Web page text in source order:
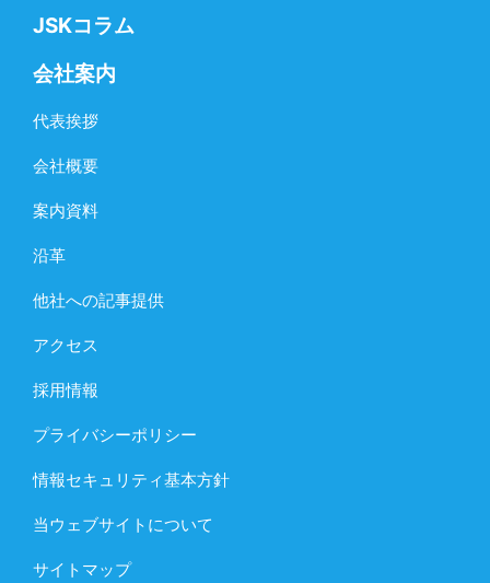
JSKコラム
会社案内
代表挨拶
会社概要
案内資料
沿革
他社への記事提供
アクセス
採用情報
プライバシーポリシー
情報セキュリティ基本方針
当ウェブサイトについて
サイトマップ